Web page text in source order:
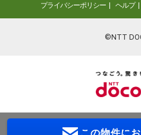
プライバシーポリシー ヘルプ
©NTT